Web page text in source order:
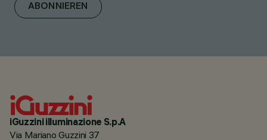
ABONNIEREN
iGuzzini illuminazione S.p.A
Via Mariano Guzzini 37